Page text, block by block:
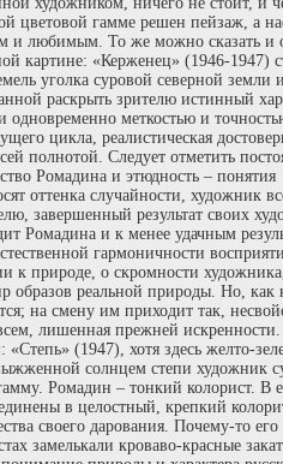
цветовой гамме решен пейзаж, а
и любимым. То же можно сказать и
картине: «Керженец» (1946-1947)
уголка суровой северной земли
раскрыть зрителю истинный
одновременно меткостью и
цикла, реалистическая
полнотой. Следует отметить
Ромадина и этюдность – понятия
оттенка случайности, художник
завершенный результат своих
Ромадина и к менее удачным
гармоничности
природе, о скромности
образов реальной природы. Но, как
на смену им приходит так,
лишенная прежней
(1947), хотя здесь желто-
солнцем степи художник
Ромадин – тонкий колорист. В
в целостный, крепкий
своего дарования. Почему-то его
замелькали кроваво-красные